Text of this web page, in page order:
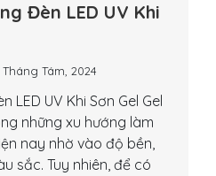
Đèn LED UV Khi
Tháng Tám, 2024
LED UV Khi Sơn Gel Gel
những xu hướng làm
nay nhờ vào độ bền,
sắc. Tuy nhiên, để có